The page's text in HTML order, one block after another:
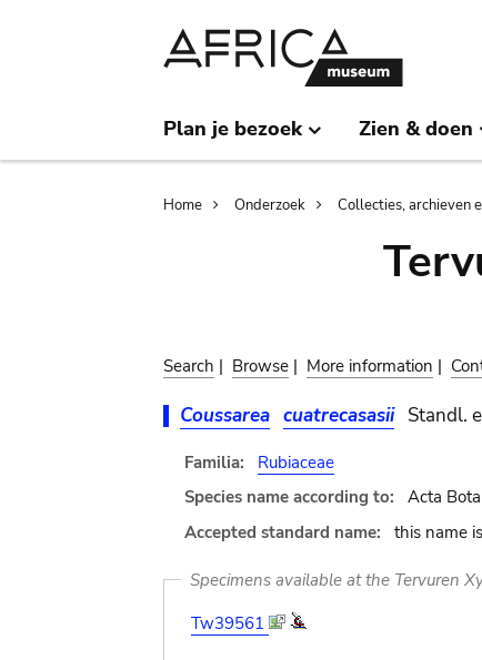
Plan je bezoek Zien & doen
Breadcrumb
Home Onderzoek Collecties, archieven
Search | Browse | More information |
Coussarea cuatrecasasii Standl.
Familia:
Rubiaceae
Species name according to:
Acta
Accepted standard name:
this name
Specimens available at the Tervuren
Tw39561